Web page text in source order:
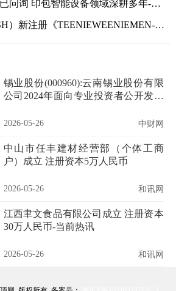
询 印包智能设备领域深耕多年-新视野
Online2026FW-1图库》等2个美术作品的著作权
锡业股份(000960):云南锡业股份有限
公司2024年面向专业投资者公开发行
2026年付息公告
2026-05-26 中财网
中山市任丰建材经营部（个体工商
户）成立 注册资本5万人民币
2026-05-26 和讯网
江西聿文食品有限公司成立 注册资本
30万人民币-当前热讯
2026-05-26 和讯网